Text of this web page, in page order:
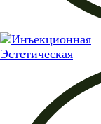
Эстетическая